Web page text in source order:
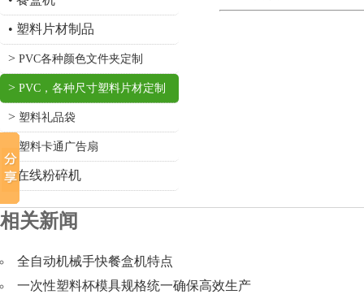
• 塑料片材制品
> PVC各种颜色文件夹定制
> PVC，各种尺寸塑料片材定制
> 塑料礼品袋
塑料卡通广告扇
•在线粉碎机
相关新闻
全自动机械手快餐盒机特点
一次性塑料杯模具规格统一确保高效生产